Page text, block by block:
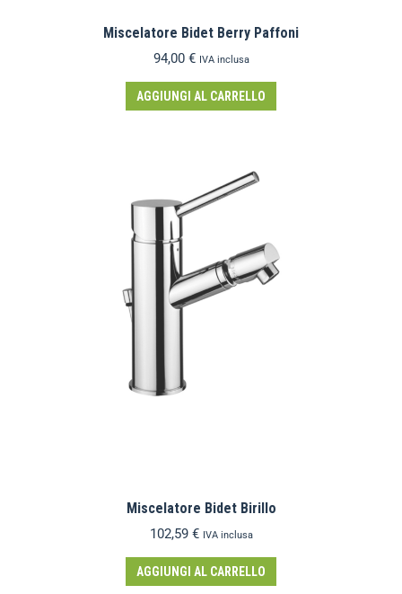
Miscelatore Bidet Berry Paffoni
94,00 € IVA inclusa
AGGIUNGI AL CARRELLO
Miscelatore Bidet Birillo
102,59 € IVA inclusa
AGGIUNGI AL CARRELLO